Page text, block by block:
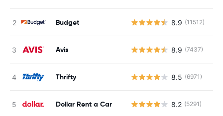
Budget 8.9 (11512)
Avis 8.9 (7437)
Thrifty 8.5 (6971)
Dollar Rent a Car 8.2 (5291)